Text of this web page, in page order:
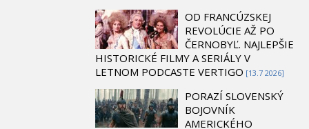
OD FRANCÚZSKEJ
REVOLÚCIE AŽ PO
ČERNOBYĽ. NAJLEPŠIE
HISTORICKÉ FILMY A SERIÁLY V
LETNOM PODCASTE VERTIGO [13.7 2026]
PORAZÍ SLOVENSKÝ
BOJOVNÍK
AMERICKÉHO